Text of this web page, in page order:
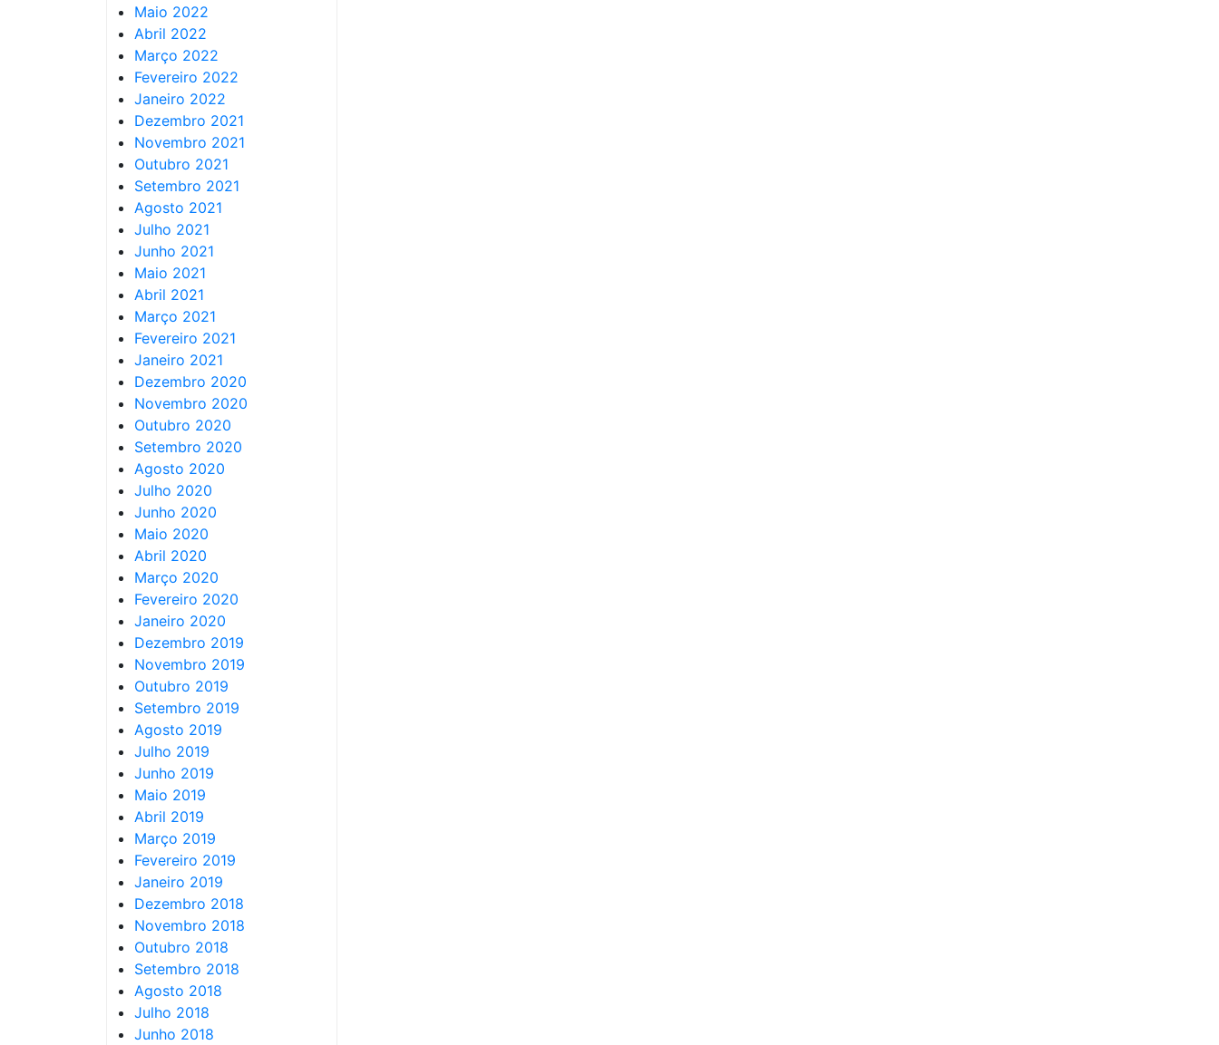
Maio 2022
Abril 2022
Março 2022
Fevereiro 2022
Janeiro 2022
Dezembro 2021
Novembro 2021
Outubro 2021
Setembro 2021
Agosto 2021
Julho 2021
Junho 2021
Maio 2021
Abril 2021
Março 2021
Fevereiro 2021
Janeiro 2021
Dezembro 2020
Novembro 2020
Outubro 2020
Setembro 2020
Agosto 2020
Julho 2020
Junho 2020
Maio 2020
Abril 2020
Março 2020
Fevereiro 2020
Janeiro 2020
Dezembro 2019
Novembro 2019
Outubro 2019
Setembro 2019
Agosto 2019
Julho 2019
Junho 2019
Maio 2019
Abril 2019
Março 2019
Fevereiro 2019
Janeiro 2019
Dezembro 2018
Novembro 2018
Outubro 2018
Setembro 2018
Agosto 2018
Julho 2018
Junho 2018